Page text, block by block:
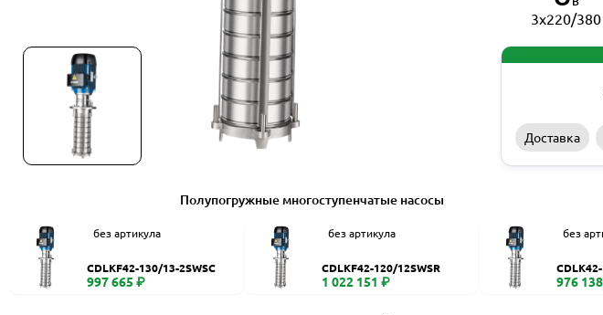
3x220/380
Доставка
Полупогружные многоступенчатые насосы
без артикула
CDLKF42-130/13-2SWSC
997 665 ₽
без артикула
CDLKF42-120/12SWSR
1 022 151 ₽
без
976